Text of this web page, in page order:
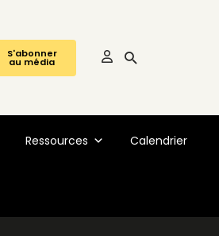
S'abonner
au média
Ressources Calendrier